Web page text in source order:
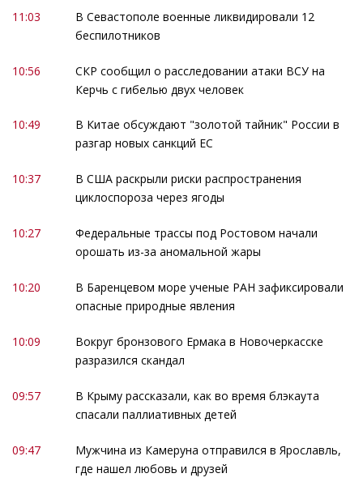
11:03
В Севастополе военные ликвидировали 12
беспилотников
10:56
СКР сообщил о расследовании атаки ВСУ на
Керчь с гибелью двух человек
10:49
В Китае обсуждают "золотой тайник" России в
разгар новых санкций ЕС
10:37
В США раскрыли риски распространения
циклоспороза через ягоды
10:27
Федеральные трассы под Ростовом начали
орошать из-за аномальной жары
10:20
В Баренцевом море ученые РАН зафиксировали
опасные природные явления
10:09
Вокруг бронзового Ермака в Новочеркасске
разразился скандал
09:57
В Крыму рассказали, как во время блэкаута
спасали паллиативных детей
09:47
Мужчина из Камеруна отправился в Ярославль,
где нашел любовь и друзей